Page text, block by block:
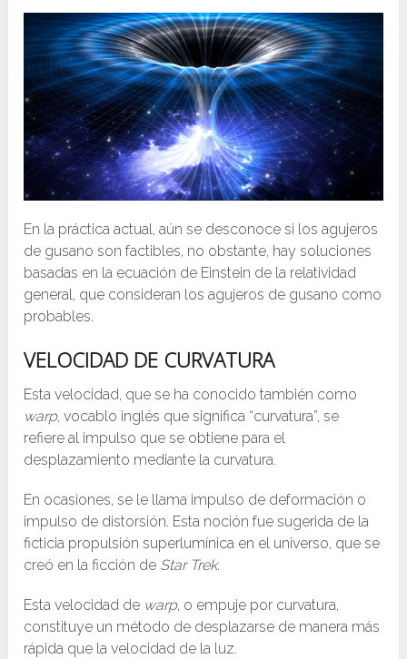
En la práctica actual, aún se desconoce si los agujeros
de gusano son factibles, no obstante, hay soluciones
basadas en la ecuación de Einstein de la relatividad
general, que consideran los agujeros de gusano como
probables.
VELOCIDAD DE CURVATURA
Esta velocidad, que se ha conocido también como
warp, vocablo inglés que significa “curvatura”, se
refiere al impulso que se obtiene para el
desplazamiento mediante la curvatura.
En ocasiones, se le llama impulso de deformación o
impulso de distorsión. Esta noción fue sugerida de la
ficticia propulsión superlumínica en el universo, que se
creó en la ficción de Star Trek.
Esta velocidad de warp, o empuje por curvatura,
constituye un método de desplazarse de manera más
rápida que la velocidad de la luz.